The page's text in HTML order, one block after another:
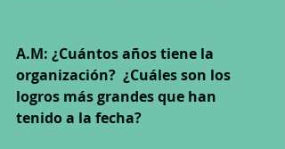
A.M: ¿Cuántos años tiene la
organización?  ¿Cuáles son los
logros más grandes que han
tenido a la fecha?